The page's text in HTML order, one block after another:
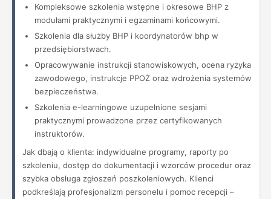
Kompleksowe szkolenia wstępne i okresowe BHP z
modułami praktycznymi i egzaminami końcowymi.
Szkolenia dla służby BHP i koordynatorów bhp w
przedsiębiorstwach.
Opracowywanie instrukcji stanowiskowych, ocena ryzyka
zawodowego, instrukcje PPOŻ oraz wdrożenia systemów
bezpieczeństwa.
Szkolenia e-learningowe uzupełnione sesjami
praktycznymi prowadzone przez certyfikowanych
instruktorów.
Jak dbają o klienta: indywidualne programy, raporty po
szkoleniu, dostęp do dokumentacji i wzorców procedur oraz
szybka obsługa zgłoszeń poszkoleniowych. Klienci
podkreślają profesjonalizm personelu i pomoc recepcji –